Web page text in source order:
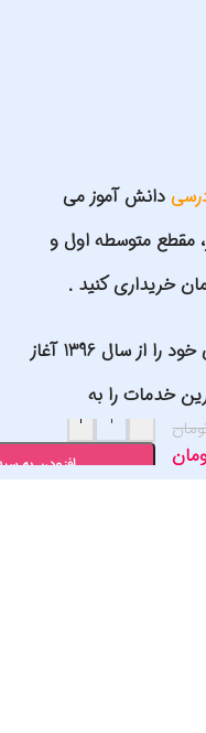
دانش آموز می
مقطع متوسطه اول و
خریداری کنید .
بانک کتاب دانش آموز فعالیت اینترنتی خود را از سال 1396 آغاز
خدمات را به
+
افزودن به